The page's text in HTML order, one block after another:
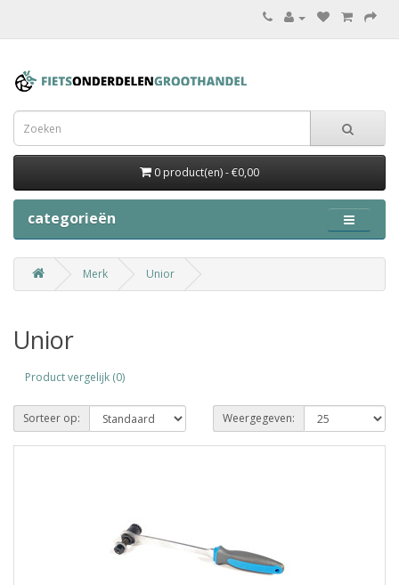
0 product(en) - €0,00
categorieën
Merk Unior
Unior
Product vergelijk (0)
Sorteer op: Weergegeven: